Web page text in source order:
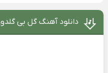
دانلود آهنگ گل بی